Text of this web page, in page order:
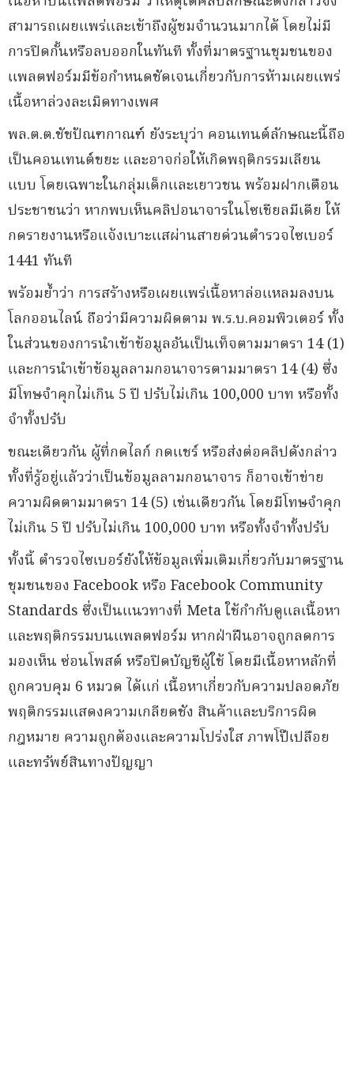
สามารถเผยแพร่และเข้าถึงผู้ชมจำนวนมากได้ โดยไม่มี
การปิดกั้นหรือลบออกในทันที ทั้งที่มาตรฐานชุมชนของ
แพลตฟอร์มมีข้อกำหนดชัดเจนเกี่ยวกับการห้ามเผยแพร่
เนื้อหาล่วงละเมิดทางเพศ
พล.ต.ต.ชัชปัณฑกาณฑ์ ยังระบุว่า คอนเทนต์ลักษณะนี้ถือ
เป็นคอนเทนต์ขยะ และอาจก่อให้เกิดพฤติกรรมเลียน
แบบ โดยเฉพาะในกลุ่มเด็กและเยาวชน พร้อมฝากเตือน
ประชาชนว่า หากพบเห็นคลิปอนาจารในโซเชียลมีเดีย ให้
กดรายงานหรือแจ้งเบาะแสผ่านสายด่วนตำรวจไซเบอร์
1441 ทันที
พร้อมย้ำว่า การสร้างหรือเผยแพร่เนื้อหาล่อแหลมลงบน
โลกออนไลน์ ถือว่ามีความผิดตาม พ.ร.บ.คอมพิวเตอร์ ทั้ง
ในส่วนของการนำเข้าข้อมูลอันเป็นเท็จตามมาตรา 14 (1)
และการนำเข้าข้อมูลลามกอนาจารตามมาตรา 14 (4) ซึ่ง
มีโทษจำคุกไม่เกิน 5 ปี ปรับไม่เกิน 100,000 บาท หรือทั้ง
จำทั้งปรับ
ขณะเดียวกัน ผู้ที่กดไลก์ กดแชร์ หรือส่งต่อคลิปดังกล่าว
ทั้งที่รู้อยู่แล้วว่าเป็นข้อมูลลามกอนาจาร ก็อาจเข้าข่าย
ความผิดตามมาตรา 14 (5) เช่นเดียวกัน โดยมีโทษจำคุก
ไม่เกิน 5 ปี ปรับไม่เกิน 100,000 บาท หรือทั้งจำทั้งปรับ
ทั้งนี้ ตำรวจไซเบอร์ยังให้ข้อมูลเพิ่มเติมเกี่ยวกับมาตรฐาน
ชุมชนของ Facebook หรือ Facebook Community
Standards ซึ่งเป็นแนวทางที่ Meta ใช้กำกับดูแลเนื้อหา
และพฤติกรรมบนแพลตฟอร์ม หากฝ่าฝืนอาจถูกลดการ
มองเห็น ซ่อนโพสต์ หรือปิดบัญชีผู้ใช้ โดยมีเนื้อหาหลักที่
ถูกควบคุม 6 หมวด ได้แก่ เนื้อหาเกี่ยวกับความปลอดภัย
พฤติกรรมแสดงความเกลียดชัง สินค้าและบริการผิด
กฎหมาย ความถูกต้องและความโปร่งใส ภาพโป๊เปลือย
และทรัพย์สินทางปัญญา